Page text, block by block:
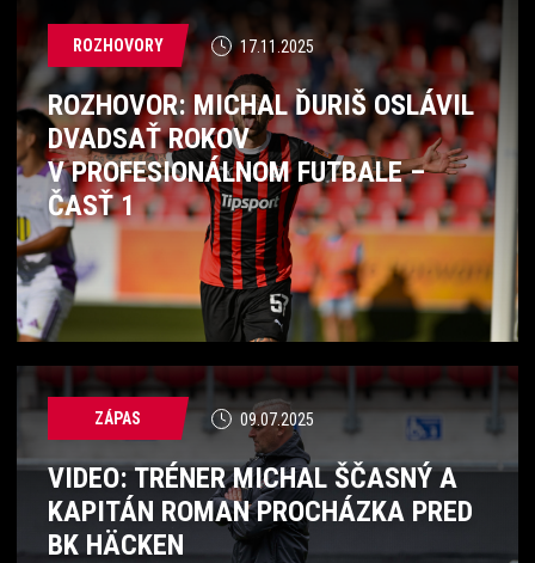
ROZHOVORY 17.11.2025
ROZHOVOR: MICHAL ĎURIŠ OSLÁVIL
DVADSAŤ ROKOV
V PROFESIONÁLNOM FUTBALE –
ČASŤ 1
ZÁPAS 09.07.2025
VIDEO: TRÉNER MICHAL ŠČASNÝ A
KAPITÁN ROMAN PROCHÁZKA PRED
BK HÄCKEN